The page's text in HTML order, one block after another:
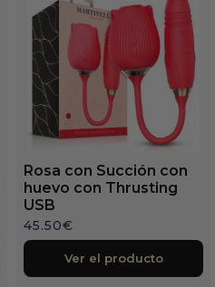
Rosa con Succión con
huevo con Thrusting
USB
45.50€
Ver el producto